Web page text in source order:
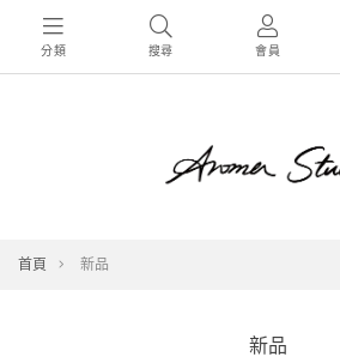
分類 搜尋 會員
首頁 新品
新品